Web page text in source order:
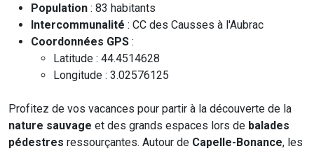
Population : 83 habitants
Intercommunalité : CC des Causses à l'Aubrac
Coordonnées GPS :
Latitude : 44.4514628
Longitude : 3.02576125
Profitez de vos vacances pour partir à la découverte de la
nature sauvage et des grands espaces lors de balades
pédestres ressourçantes. Autour de Capelle-Bonance, les